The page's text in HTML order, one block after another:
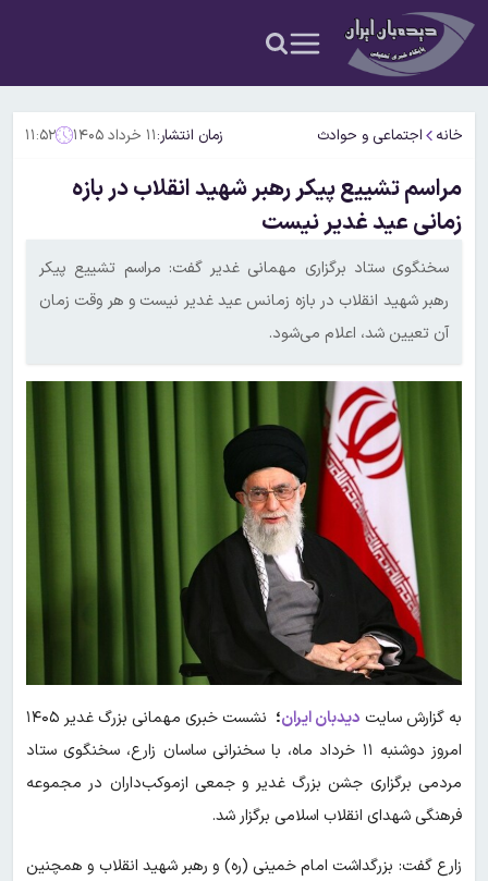
خانه اجتماعی و حوادث زمان انتشار:۱۱ خرداد ۱۴۰۵ ۱۱:۵۲
مراسم تشییع پیکر رهبر شهید انقلاب در بازه
زمانی عید غدیر نیست
سخنگوی ستاد برگزاری مهمانی غدیر گفت: مراسم تشییع پیکر
رهبر شهید انقلاب در بازه زمانس عید غدیر نیست و هر وقت زمان
آن تعیین شد، اعلام می‌شود.
به گزارش سایت دیدبان ایران؛
نشست خبری مهمانی بزرگ غدیر ۱۴۰۵
امروز دوشنبه ۱۱ خرداد ماه، با سخنرانی ساسان زارع، سخنگوی ستاد
مردمی برگزاری جشن بزرگ غدیر و جمعی ازموکب‌داران در مجموعه
فرهنگی شهدای انقلاب اسلامی برگزار شد.
زارع گفت: بزرگداشت امام خمینی (ره) و رهبر شهید انقلاب و همچنین